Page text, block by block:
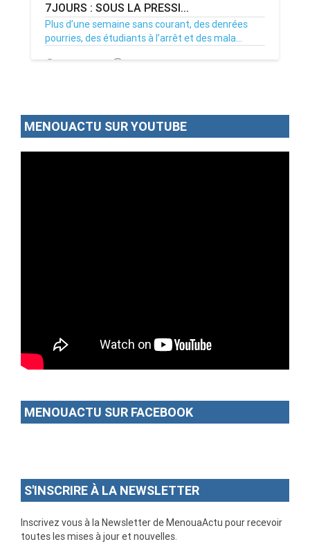
7JOURS : SOUS LA PRESSI...
Plus d’une semaine sans courant, des denrées
pourries, des étudiants à l’arrêt et des mala...
02/07/26 Par MenouActu 0
MENOUACTU SUR YOUTUBE
MENOUACTU SUR FACEBOOK
S'INSCRIRE À LA NEWSLETTER
Inscrivez vous à la Newsletter de MenouaActu pour recevoir
toutes les mises à jour et nouvelles.